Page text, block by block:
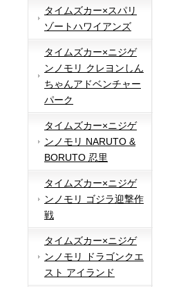
タイムズカー×スパリ
ゾートハワイアンズ
タイムズカー×ニジゲ
ンノモリ クレヨンしん
ちゃんアドベンチャー
パーク
タイムズカー×ニジゲ
ンノモリ NARUTO &
BORUTO 忍里
タイムズカー×ニジゲ
ンノモリ ゴジラ迎撃作
戦
タイムズカー×ニジゲ
ンノモリ ドラゴンクエ
スト アイランド